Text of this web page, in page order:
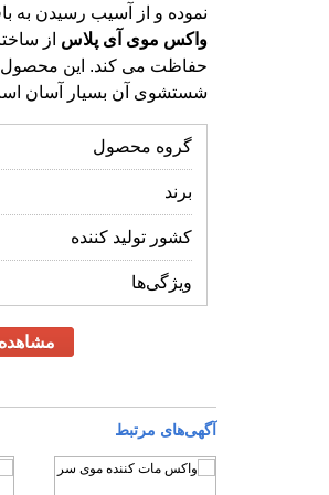
نموده و از آسیب رسیدن به
واکس موی آی پلاس از
حفاظت
شستشوی آن بسیار آسان
گروه محصول
برند
کشور تولید کننده
ویژگی‌ها
آگهی‌های مرتبط